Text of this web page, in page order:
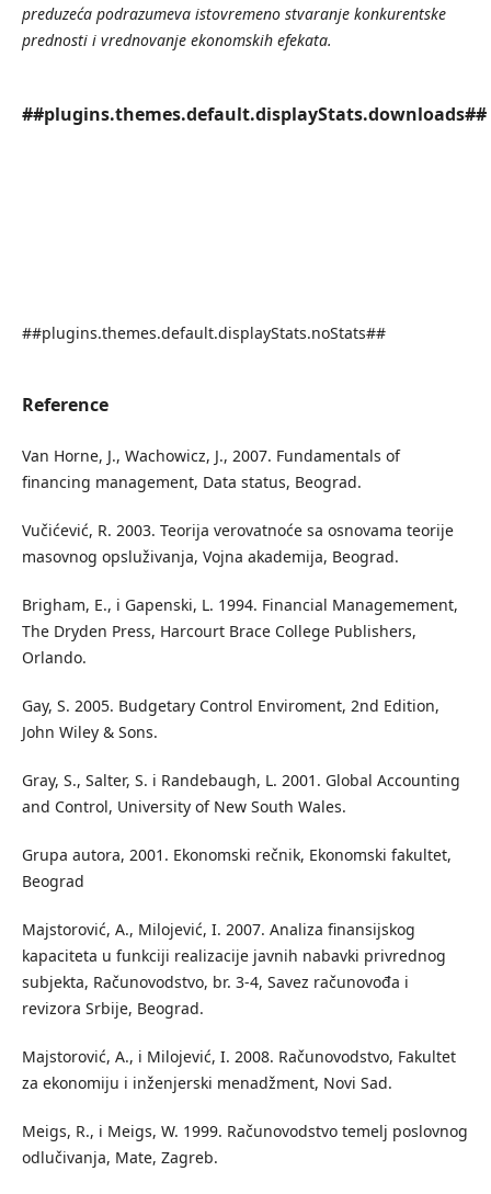
preduzeća podrazumeva istovremeno stvaranje konkurentske
prednosti i vrednovanje ekonomskih efekata.
##plugins.themes.default.displayStats.downloads##
##plugins.themes.default.displayStats.noStats##
Reference
Van Horne, J., Wachowicz, J., 2007. Fundamentals of
financing management, Data status, Beograd.
Vučićević, R. 2003. Teorija verovatnoće sa osnovama teorije
masovnog opsluživanja, Vojna akademija, Beograd.
Brigham, E., i Gapenski, L. 1994. Financial Managemement,
The Dryden Press, Harcourt Brace College Publishers,
Orlando.
Gay, S. 2005. Budgetary Control Enviroment, 2nd Edition,
John Wiley & Sons.
Gray, S., Salter, S. i Randebaugh, L. 2001. Global Accounting
and Control, University of New South Wales.
Grupa autora, 2001. Ekonomski rečnik, Ekonomski fakultet,
Beograd
Majstorović, A., Milojević, I. 2007. Analiza finansijskog
kapaciteta u funkciji realizacije javnih nabavki privrednog
subjekta, Računovodstvo, br. 3-4, Savez računovođa i
revizora Srbije, Beograd.
Majstorović, A., i Milojević, I. 2008. Računovodstvo, Fakultet
za ekonomiju i inženjerski menadžment, Novi Sad.
Meigs, R., i Meigs, W. 1999. Računovodstvo temelj poslovnog
odlučivanja, Mate, Zagreb.